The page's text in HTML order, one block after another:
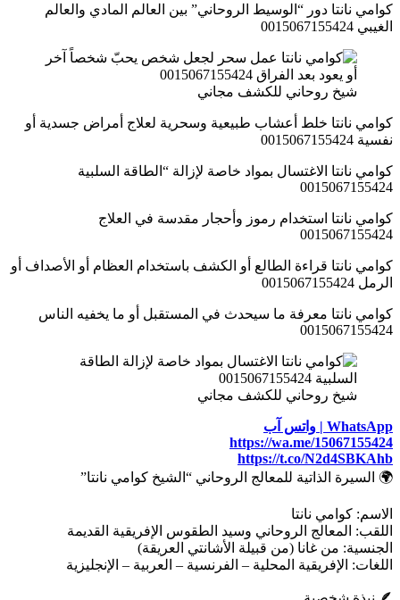
كوامي نانتا دور “الوسيط الروحاني” بين العالم المادي والعالم
الغيبي 0015067155424
شيخ روحاني للكشف مجاني
كوامي نانتا خلط أعشاب طبيعية وسحرية لعلاج أمراض جسدية أو
نفسية 0015067155424
كوامي نانتا الاغتسال بمواد خاصة لإزالة “الطاقة السلبية
0015067155424
كوامي نانتا استخدام رموز وأحجار مقدسة في العلاج
0015067155424
كوامي نانتا قراءة الطالع أو الكشف باستخدام العظام أو الأصداف أو
الرمل 0015067155424
كوامي نانتا معرفة ما سيحدث في المستقبل أو ما يخفيه الناس
0015067155424
شيخ روحاني للكشف مجاني
WhatsApp | واتس آب
https://wa.me/15067155424
https://t.co/N2d4SBKAhb
🌍 السيرة الذاتية للمعالج الروحاني “الشيخ كوامي نانتا”
الاسم: كوامي نانتا
اللقب: المعالج الروحاني وسيد الطقوس الإفريقية القديمة
الجنسية: من غانا (من قبيلة الأشانتي العريقة)
اللغات: الإفريقية المحلية – الفرنسية – العربية – الإنجليزية